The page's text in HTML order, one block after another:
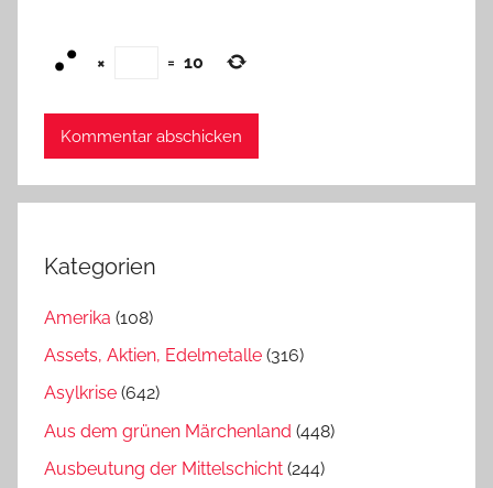
× = 10
Kategorien
Amerika (108)
Assets, Aktien, Edelmetalle (316)
Asylkrise (642)
Aus dem grünen Märchenland (448)
Ausbeutung der Mittelschicht (244)